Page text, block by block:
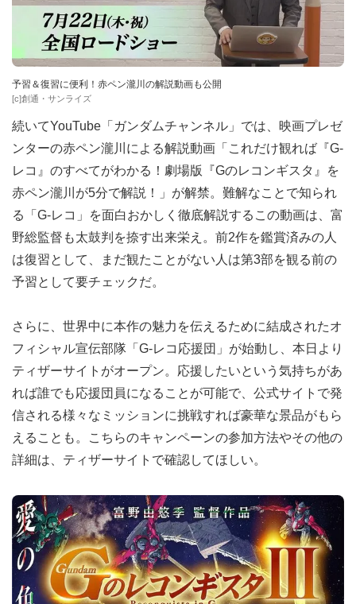
予習＆復習に便利！赤ペン瀧川の解説動画も公開
[c]創通・サンライズ
続いてYouTube「ガンダムチャンネル」では、映画プレゼ
ンターの赤ペン瀧川による解説動画「これだけ観れば『G-
レコ』のすべてがわかる！劇場版『Gのレコンギスタ』を
赤ペン瀧川が5分で解説！」が解禁。難解なことで知られ
る「G-レコ」を面白おかしく徹底解説するこの動画は、富
野総監督も太鼓判を捺す出来栄え。前2作を鑑賞済みの人
は復習として、まだ観たことがない人は第3部を観る前の
予習として要チェックだ。
さらに、世界中に本作の魅力を伝えるために結成されたオ
フィシャル宣伝部隊「G-レコ応援団」が始動し、本日より
ティザーサイトがオープン。応援したいという気持ちがあ
れば誰でも応援団員になることが可能で、公式サイトで発
信される様々なミッションに挑戦すれば豪華な景品がもら
えることも。こちらのキャンペーンの参加方法やその他の
詳細は、ティザーサイトで確認してほしい。